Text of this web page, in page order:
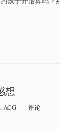
想
ACG 评论